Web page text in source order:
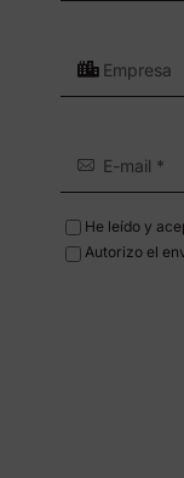
He leído y
Autorizo el